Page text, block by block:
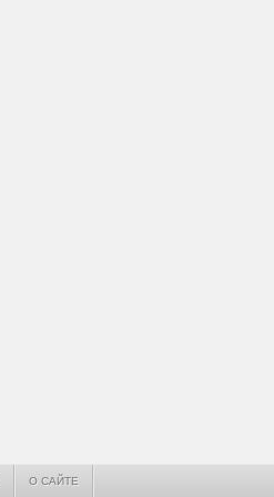
О САЙТЕ